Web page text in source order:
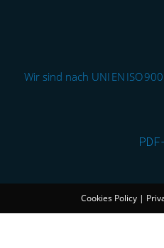
Wir sind nach UNI EN ISO
Cookies Policy |